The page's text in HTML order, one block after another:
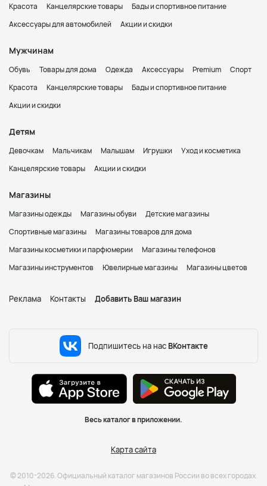
Красота
Канцелярские товары
Бады и спортивное питание
Аксессуары для автомобилей
Акции и скидки
Мужчинам
Обувь Товары для дома Одежда Аксессуары Premium
Спорт
Красота
Канцелярские товары
Бады и спортивное питание
Акции и скидки
Детям
Девочкам Мальчикам Малышам Игрушки
Уход и косметика
Канцелярские товары
Акции и скидки
Магазины
Магазины одежды Магазины обуви
Детские магазины
Спортивные магазины
Магазины товаров для дома
Магазины косметики и парфюмерии
Магазины телефонов
Магазины инструментов
Ювелирные магазины Магазины цветов
Реклама Контакты Добавить Ваш магазин
Подпишитесь на нас ВКонтакте
Весь каталог в приложении.
Карта сайта
© 2010-2026. Официальный каталог магазинов России во всех городах.